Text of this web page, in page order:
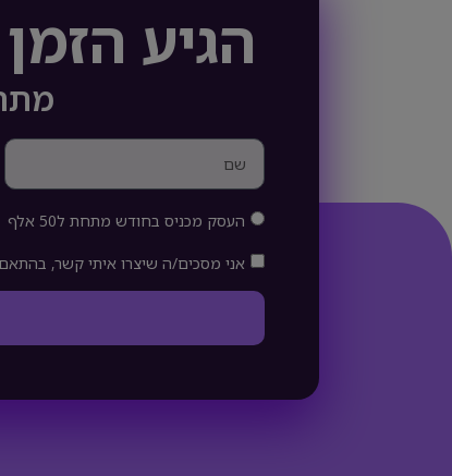
הגיע
העסק מכניס בחודש מתחת ל50 אלף
אני מסכים/ה שיצרו איתי קשר,